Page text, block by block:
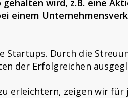
einem
Durch die
der Erfolgreichen
erleichtern, zeigen wir